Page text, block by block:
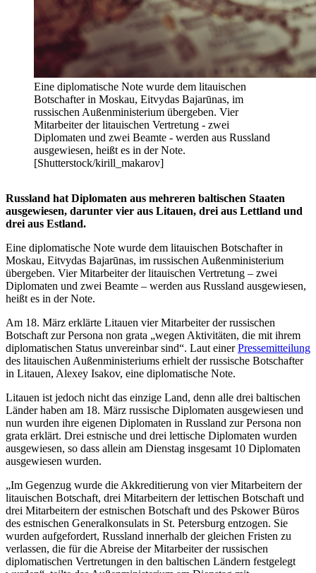
Eine diplomatische Note wurde dem litauischen
Botschafter in Moskau, Eitvydas Bajarūnas, im
russischen Außenministerium übergeben. Vier
Mitarbeiter der litauischen Vertretung - zwei
Diplomaten und zwei Beamte - werden aus Russland
ausgewiesen, heißt es in der Note.
[Shutterstock/kirill_makarov]
Russland hat Diplomaten aus mehreren baltischen Staaten
ausgewiesen, darunter vier aus Litauen, drei aus Lettland und
drei aus Estland.
Eine diplomatische Note wurde dem litauischen Botschafter in
Moskau, Eitvydas Bajarūnas, im russischen Außenministerium
übergeben. Vier Mitarbeiter der litauischen Vertretung – zwei
Diplomaten und zwei Beamte – werden aus Russland ausgewiesen,
heißt es in der Note.
Am 18. März erklärte Litauen vier Mitarbeiter der russischen
Botschaft zur Persona non grata „wegen Aktivitäten, die mit ihrem
diplomatischen Status unvereinbar sind“. Laut einerPressemitteilung
des litauischen Außenministeriums erhielt der russische Botschafter
in Litauen, Alexey Isakov, eine diplomatische Note.
Litauen ist jedoch nicht das einzige Land, denn alle drei baltischen
Länder haben am 18. März russische Diplomaten ausgewiesen und
nun wurden ihre eigenen Diplomaten in Russland zur Persona non
grata erklärt. Drei estnische und drei lettische Diplomaten wurden
ausgewiesen, so dass allein am Dienstag insgesamt 10 Diplomaten
ausgewiesen wurden.
„Im Gegenzug wurde die Akkreditierung von vier Mitarbeitern der
litauischen Botschaft, drei Mitarbeitern der lettischen Botschaft und
drei Mitarbeitern der estnischen Botschaft und des Pskower Büros
des estnischen Generalkonsulats in St. Petersburg entzogen. Sie
wurden aufgefordert, Russland innerhalb der gleichen Fristen zu
verlassen, die für die Abreise der Mitarbeiter der russischen
diplomatischen Vertretungen in den baltischen Ländern festgelegt